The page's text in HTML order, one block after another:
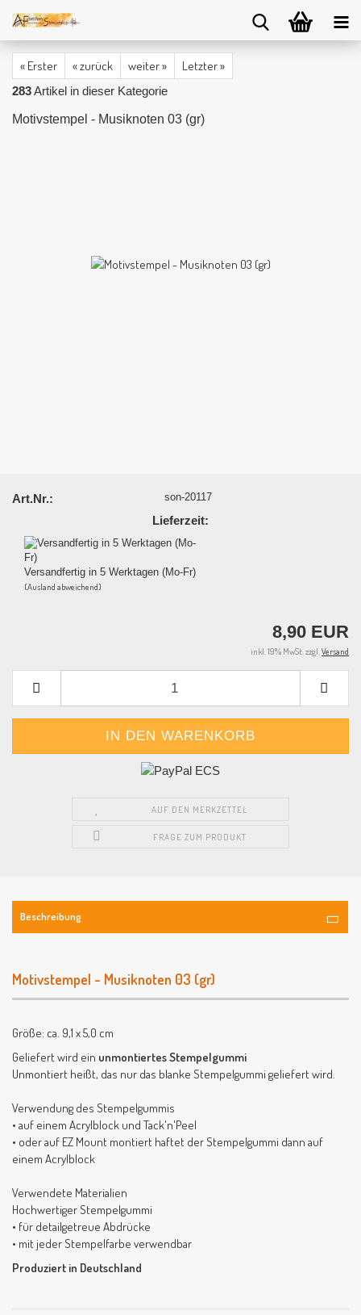
« Erster « zurück weiter » Letzter »
283Artikel in dieser Kategorie
Motivstempel - Musiknoten 03 (gr)
Art.Nr.: son-20117
Lieferzeit:
Versandfertig in 5 Werktagen (Mo-Fr)
(Ausland abweichend)
8,90 EUR
inkl. 19% MwSt. zzgl.Versand
AUF DEN MERKZETTEL
FRAGE ZUM PRODUKT
Beschreibung
Motivstempel - Musiknoten 03 (gr)
Größe: ca. 9,1 x 5,0 cm
Geliefert wird ein unmontiertes Stempelgummi
Unmontiert heißt, das nur das blanke Stempelgummi geliefert wird.
Verwendung des Stempelgummis
• auf einem Acrylblock und Tack'n'Peel
• oder auf EZ Mount montiert haftet der Stempelgummi dann auf
einem Acrylblock
Verwendete Materialien
Hochwertiger Stempelgummi
• für detailgetreue Abdrücke
• mit jeder Stempelfarbe verwendbar
Produziert in Deutschland